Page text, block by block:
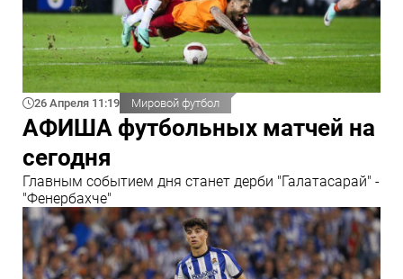
26 Апреля 11:19 Мировой футбол
АФИША футбольных матчей на
сегодня
Главным событием дня станет дерби "Галатасарай" -
"Фенербахче"